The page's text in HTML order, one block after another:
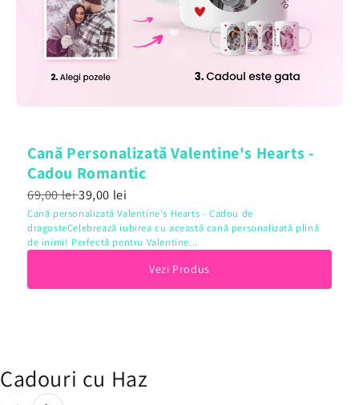
Cană Personalizată Valentine's Hearts -
Cadou Romantic
69,00 lei39,00 lei
Cană personalizată Valentine's Hearts - Cadou de
dragosteCelebrează iubirea cu această cană personalizată plină
de inimi! Perfectă pentru Valentine...
Vezi Produs
Cadouri cu Haz